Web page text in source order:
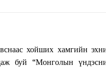
хойших хамгийн
буй “Монголын